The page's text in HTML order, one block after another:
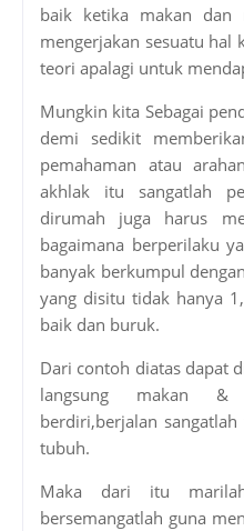
baik ketika makan dan
mengerjakan sesuatu hal
teori apalagi untuk
Mungkin kita Sebagai
demi sedikit
pemahaman atau
akhlak itu sangatlah
dirumah juga harus
bagaimana berperilaku
banyak berkumpul
yang disitu tidak hanya
baik dan buruk.
Dari contoh diatas dapat
langsung makan
berdiri,berjalan
tubuh.
Maka dari itu
bersemangatlah guna